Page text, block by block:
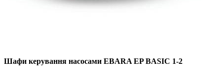
Шафи керування насосами EBARA EP BASIC 1-2